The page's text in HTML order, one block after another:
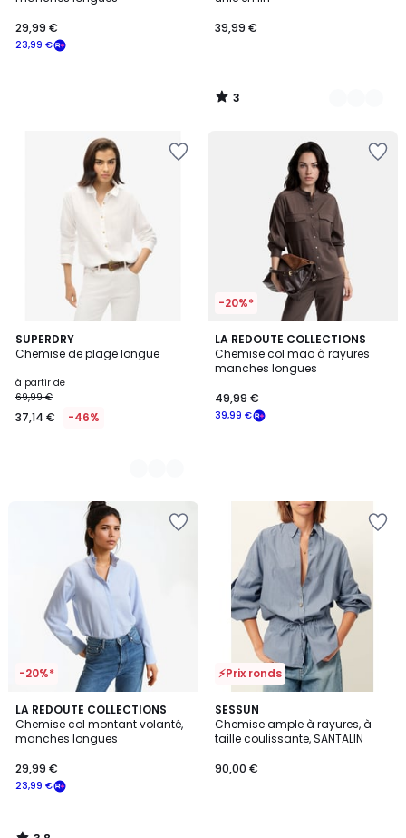
23,99 €
29,99 €
39,99 €
3
/
SUPERDRY
Chemise de plage longue
à partir de
69,99 €
37,14 € -46%
2
Couleurs
-20%*
LA REDOUTE COLLECTIONS
Chemise col mao à rayures
manches longues
39,99 €
49,99 €
-20%*
LA REDOUTE COLLECTIONS
Chemise col montant volanté,
manches longues
23,99 €
29,99 €
3,8
/ 5
⚡Prix ronds
SESSUN
Chemise ample à rayures, à
taille coulissante, SANTALIN
90,00 €